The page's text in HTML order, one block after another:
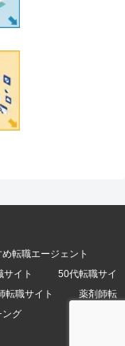
め転職エージェント
サイト
50代転職サイ
転職サイト
薬剤師転
ング